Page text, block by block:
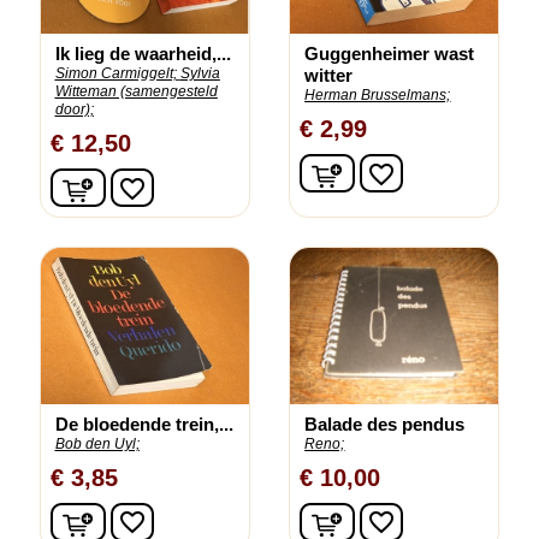
Ik lieg de waarheid,...
Simon Carmiggelt; Sylvia
Witteman (samengesteld
door);
€ 12,50
In winkelwagen
favorite_border
Guggenheimer wast
witter
Herman Brusselmans;
€ 2,99
In winkelwagen
favorite_border
De bloedende trein,...
Bob den Uyl;
€ 3,85
In winkelwagen
favorite_border
Balade des pendus
Reno;
€ 10,00
In winkelwagen
favorite_border